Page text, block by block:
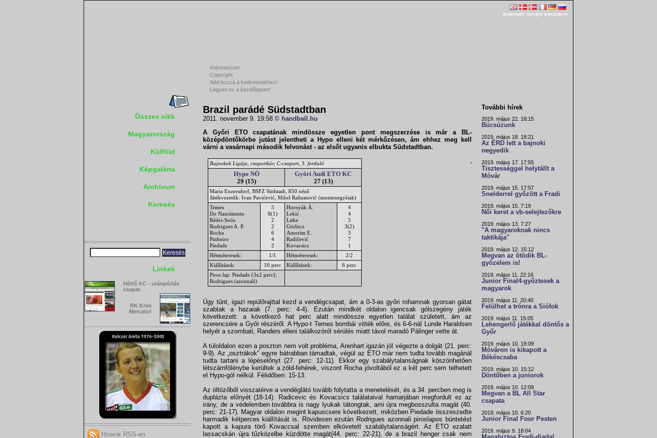
Összes cikk
Magyarország
Külföld
Képgaléria
Archívum
Keresés
Linkek
Hétfő KC - utánpótlás
csapat
RK Krim
Mercator
Híreink RSS-en
Automatic Google translation
Impresszum
Copyright
Add hozzá a kedvencekhez!
Legyen ez a kezdőlapom!
Brazil parádé Südstadtban
2011. november 9. 19:58 © handball.hu
A Győri ETO csapatának mindössze egyetlen pont megszerzése is már a BL-
középdöntőkörbe jutást jelentheti a Hypo elleni két mérkőzésen, ám ehhez meg kell
várni a vasárnapi második felvonást - az elsőt ugyanis elbukta Südstadtban.
Bajnokok Ligája, csoportkör, C-csoport, 3. forduló
Hypo NÖ
29 (15)
Győri Audi ETO KC
27 (13)
Maria Enzersdorf, BSFZ Südstadt, 850 néző
Játékvezetők: Ivan Pavićević, Miloš Ražnatović (montenegróiak)
Temes
Do Nascimento
Rédei-Soós
Rodrigues A. P.
Rocha
Pinheiro
Piedade
5
8(1)
2
2
6
4
2
Hornyák Á.
Lekić
Løke
Görbicz
Amorim E.
Radičević
Kovacsics
4
4
5
3(2)
3
7
1
Hétméteresek:
1/1 Hétméteresek:
2/2
Kiállítások:
10 perc Kiállítások:
6 perc
Piros lap: Piedade (3x2 perc);
Rodrigues (azonnali)
Úgy tűnt, igazi repülőrajttal kezd a vendégcsapat, ám a 0-3-as győri rohamnak gyorsan gátat
szabtak a hazaiak (7. perc: 4-4). Ezután mindkét oldalon igencsak gólszegény játék
következett: a következő hat perc alatt mindössze egyetlen találat született, ám az
szerencsére a Győr részéről. A Hypo-t Temes bombái vitték előre, és 6-6-nál Lunde Haraldsen
helyét a szombati, Randers elleni találkozóról sérülés miatt távol maradó Pálinger vette át.
A túloldalon ezen a poszton nem volt probléma, Arenhart igazán jól végezte a dolgát (21. perc:
9-9). Az „osztrákok” egyre bátrabban támadtak, végül az ETO már nem tudta tovább magánál
tudta tartani a lépéselőnyt (27. perc: 12-11). Ekkor egy szabálytalanságnak köszönhetően
létszámfölénybe kerültek a zöld-fehérek, viszont Rocha jóvoltából ez a két perc sem telhetett
el Hypo-gól nélkül. Félidőben: 15-13.
Az öltözőből visszatérve a vendéglátó tovább folytatta a menetelését, és a 34. percben meg is
duplázta előnyét (18-14). Radicevic és Kovacsics találataival hamarjában megfordult ez az
irány, de a védelemben továbbra is nagy lyukak tátongtak, ami újra megbosszulta magát (40.
perc: 21-17). Magyar oldalon megint kapuscsere következett, miközben Piedade összeszedte
harmadik kétperces kiállítását is. Rövidesen ezután Rodrigues azonnali piroslapos büntetést
kapott a kapura törő Kovaccsal szemben elkövetett szabálytalanságért. Az ETO ezalatt
lassacskán újra tűzközelbe küzdötte magát(44. perc: 22-21), de a brazil henger csak nem
További hírek
2019. május 22. 18:15
Búcsúzunk
2019. május 18. 18:21
Az ÉRD lett a bajnoki
negyedik
2019. május 17. 17:55
Tisztességgel helytállt a
Móvár
2019. május 15. 17:57
Snelderrel győzött a Fradi
2019. május 15. 7:19
Női keret a vb-selejtezőkre
2019. május 13. 7:27
"A magyaroknak nincs
taktikája"
2019. május 12. 15:12
Megvan az ötödik BL-
győzelem is!
2019. május 11. 22:16
Junior Final4-győztesek a
magyarok
2019. május 11. 20:40
Felülhet a trónra a Siófok
2019. május 11. 15:05
Lehengerlő játékkal döntős a
Győr
2019. május 10. 19:09
Móváron is kikapott a
Békéscsaba
2019. május 10. 15:12
Döntőben a juniorok
2019. május 10. 12:09
Megvan a BL All Star
csapata
2019. május 10. 6:20
Junior Final Four Pesten
2019. május 9. 18:04